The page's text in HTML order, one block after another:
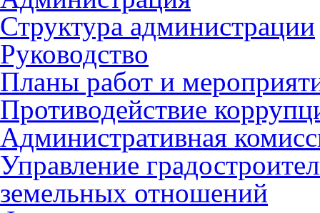
Структура администрации
Руководство
Планы работ и
Противодействие
Административная
Управление
земельных отношений